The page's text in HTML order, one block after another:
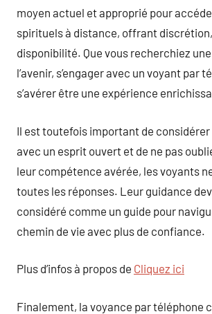
moyen actuel et approprié pour
spirituels à distance, offrant
disponibilité. Que vous recherchiez
l’avenir, s’engager avec un voyant par
s’avérer être une expérience
Il est toutefois important de
avec un esprit ouvert et de ne pas
leur compétence avérée, les voyants
toutes les réponses. Leur guidance
considéré comme un guide pour
chemin de vie avec plus de confiance.
Plus d’infos à propos de Cliquez ici
Finalement, la voyance par téléphone